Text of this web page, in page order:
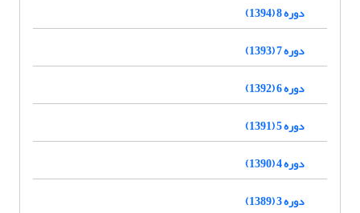
دوره 8 (1394)
دوره 7 (1393)
دوره 6 (1392)
دوره 5 (1391)
دوره 4 (1390)
دوره 3 (1389)